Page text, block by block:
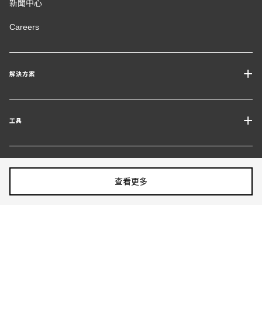
新聞中心
Careers
解決方案
運輸服務
貨運解決方案
倉儲及加值物流
產業解決方案
工具
取得報價
聯繫專員
追蹤您的包裹 尋找其他國家 / 領地
查看更多
分享文章：